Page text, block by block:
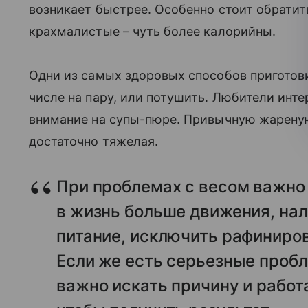
возникает быстрее. Особенно стоит
крахмалистые – чуть более калорийны.
Одни из самых здоровых способов
числе на пару, или потушить. Любители
внимание на супы-пюре. Привычную
достаточно тяжелая.
При проблемах с весом важно
в жизнь больше движения,
питание, исключить
Если же есть серьезные
важно искать причину и